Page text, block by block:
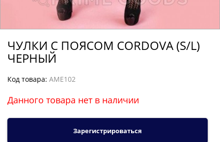
ЧУЛКИ С ПОЯСОМ CORDOVA (S/L)
ЧЕРНЫЙ
Код товара: AME102
Данного товара нет в наличии
Зарегистрироваться